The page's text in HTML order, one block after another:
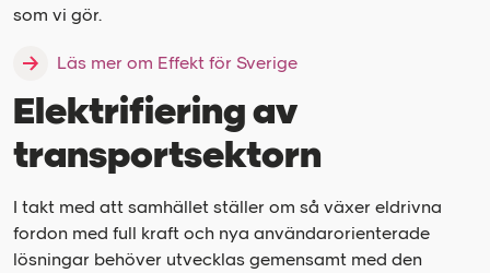
som vi gör.
Läs mer om Effekt för Sverige
Elektrifiering av
transportsektorn
I takt med att samhället ställer om så växer eldrivna
fordon med full kraft och nya användarorienterade
lösningar behöver utvecklas gemensamt med den